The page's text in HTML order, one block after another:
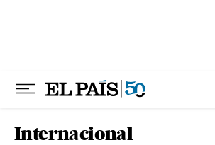
Internacional